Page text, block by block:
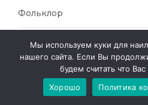
Фольклор
Формирование Грамотности
Фортепиано
Функциональная
Мы используем куки для
нашего сайта. Если Вы
будем считать что Вас
Хорошо
Политика